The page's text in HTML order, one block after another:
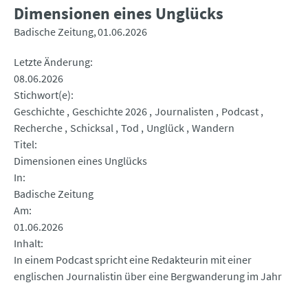
Dimensionen eines Unglücks
Badische Zeitung 01.06.2026
Letzte Änderung
08.06.2026
Stichwort(e)
Geschichte Geschichte 2026 Journalisten
Podcast
Recherche Schicksal Tod Unglück Wandern
Titel
Dimensionen eines Unglücks
In
Badische Zeitung
Am
01.06.2026
Inhalt
In einem Podcast spricht eine Redakteurin mit einer
englischen Journalistin über eine Bergwanderung im Jahr